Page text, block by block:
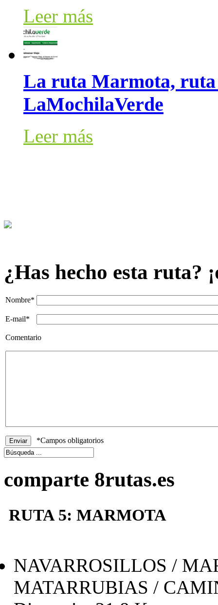
Leer más
La ruta Marmota, ruta
LaMochilaVerde
Leer más
¿Has hecho esta ruta?
Nombre*
E-mail*
Comentario
*Campos obligatorios
comparte 8rutas.es
RUTA 5: MARMOTA
NAVARROSILLOS /
MATARRUBIAS /